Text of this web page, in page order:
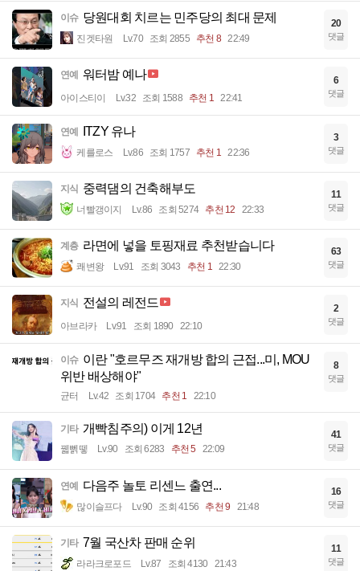
이슈 당원대회 치르는 민주당의 최대 문제
진겟타원 Lv.70 조회 2855 추천 8 22:49
20
댓글
연예 워터밤 예나
아이스티이 Lv.32 조회 1588 추천 1 22:41
6
댓글
연예 ITZY 유나
케를로스 Lv.86 조회 1757 추천 1 22:36
3
댓글
지식 중력댐의 건축해부도
너빨갱이지 Lv.86 조회 5274 추천 12 22:33
11
댓글
계층 라면에 넣을 토핑재료 추천받습니다
쾌변왕 Lv.91 조회 3043 추천 1 22:30
63
댓글
지식 전설의 레전드
아브라카 Lv.91 조회 1890 22:10
2
댓글
이슈 이란 "호르무즈 재개방 합의 근접...미, MOU
위반 배상해야"
균터 Lv.42 조회 1704 추천 1 22:10
8
댓글
기타 개빡침주의) 이게 12년
꿻뻵뗗 Lv.90 조회 6283 추천 5 22:09
41
댓글
연예 다음주 놀토 리센느 출연...
많이슬프다 Lv.90 조회 4156 추천 9 21:48
16
댓글
기타 7월 국산차 판매 순위
라라크로포드 Lv.87 조회 4130 21:43
11
댓글